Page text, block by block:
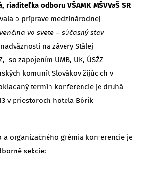
riaditeľka odboru VŠAMK MŠVVaŠ SR
o príprave medzinárodnej
vo svete – súčasný stav
na závery Stálej
so zapojením UMB, UK, ÚSŽZ
komunít Slovákov žijúcich v
termín konferencie je druhá
v priestoroch hotela Bôrik
a organizačného grémia konferencie je
sekcie: